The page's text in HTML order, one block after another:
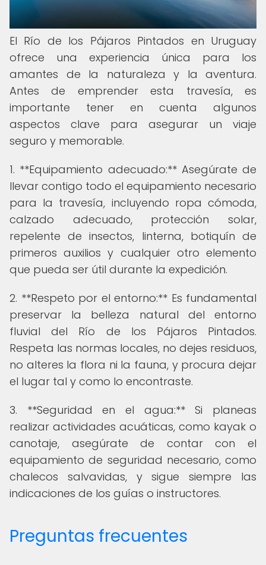
El Río de los Pájaros Pintados en Uruguay
ofrece una experiencia única para los
amantes de la naturaleza y la aventura.
Antes de emprender esta travesía, es
importante tener en cuenta algunos
aspectos clave para asegurar un viaje
seguro y memorable.
1. **Equipamiento adecuado:** Asegúrate de
llevar contigo todo el equipamiento necesario
para la travesía, incluyendo ropa cómoda,
calzado adecuado, protección solar,
repelente de insectos, linterna, botiquín de
primeros auxilios y cualquier otro elemento
que pueda ser útil durante la expedición.
2. **Respeto por el entorno:** Es fundamental
preservar la belleza natural del entorno
fluvial del Río de los Pájaros Pintados.
Respeta las normas locales, no dejes residuos,
no alteres la flora ni la fauna, y procura dejar
el lugar tal y como lo encontraste.
3. **Seguridad en el agua:** Si planeas
realizar actividades acuáticas, como kayak o
canotaje, asegúrate de contar con el
equipamiento de seguridad necesario, como
chalecos salvavidas, y sigue siempre las
indicaciones de los guías o instructores.
Preguntas frecuentes